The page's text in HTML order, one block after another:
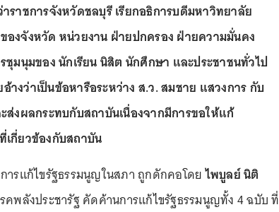
ราชการจังหวัดชลบุรี เรียกอธิการบดีมหาวิทยาลัย
งจังหวัด หน่วยงาน ฝ่ายปกครอง ฝ่ายความมั่นคง
ชุมนุมของ นักเรียน นิสิต นักศึกษา และประชาชนทั่วไป
างว่าเป็นข้อหารือระหว่าง ส.ว. สมชาย แสวงการ กับ
ส่งผลกระทบกับสถาบันเนื่องจากมีการขอให้แก้
กี่ยวข้องกับสถาบัน
ารแก้ไขรัฐธรรมนูญในสภา ถูกดักคอโดยไพบูลย์ นิติ
คพลังประชารัฐ คัดค้านการแก้ไขรัฐธรรมนูญทั้ง 4 ฉบับ ที่